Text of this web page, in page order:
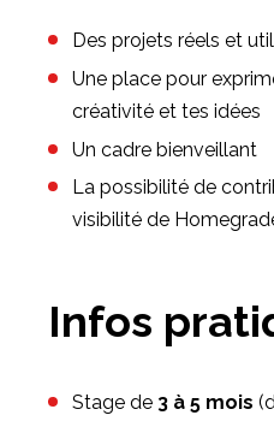
Des projets réels et
Une place pour
créativité et tes idées
Un cadre bienveillant
La possibilité de
visibilité de
Infos
Stage de 3 à 5 mois